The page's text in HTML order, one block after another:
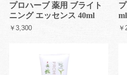
プロハーブ 薬用 ブライト
ニング エッセンス 40ml
￥3,300
ml